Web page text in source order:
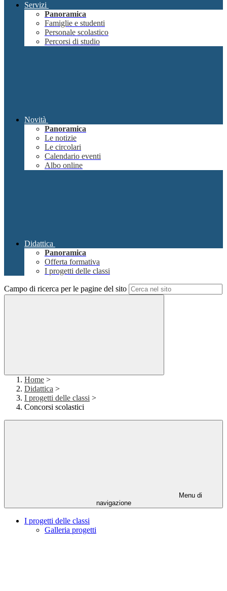
Servizi
Panoramica
Famiglie e studenti
Personale scolastico
Percorsi di studio
Novità
Panoramica
Le notizie
Le circolari
Calendario eventi
Albo online
Didattica
Panoramica
Offerta formativa
I progetti delle classi
Campo di ricerca per le pagine del sito
Home >
Didattica >
I progetti delle classi >
Concorsi scolastici
Menu di
navigazione
I progetti delle classi
Galleria progetti